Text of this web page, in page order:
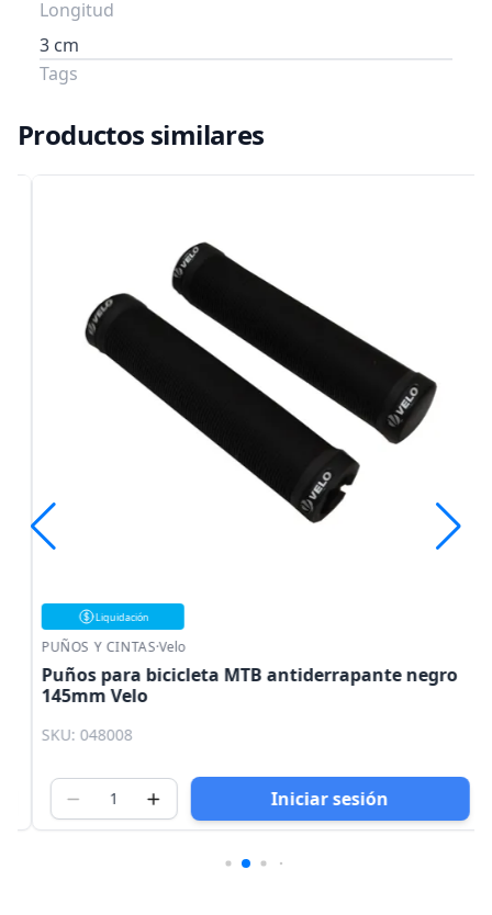
Longitud
3 cm
Tags
Productos similares
Liquidación
PUÑOS Y CINTAS·Velo
Puños para bicicleta MTB antiderrapante negro
145mm Velo
SKU: 048008
Iniciar sesión